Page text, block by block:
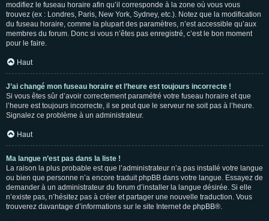
modifiez le fuseau horaire afin qu’il corresponde à la zone où vous vous
trouvez (ex : Londres, Paris, New York, Sydney, etc.). Notez que la modification
du fuseau horaire, comme la plupart des paramètres, n’est accessible qu’aux
membres du forum. Donc si vous n’êtes pas enregistré, c’est le bon moment
pour le faire.
Haut
J’ai changé mon fuseau horaire et l’heure est toujours incorrecte !
Si vous êtes sûr d’avoir correctement paramétré votre fuseau horaire et que
l’heure est toujours incorrecte, il se peut que le serveur ne soit pas à l’heure.
Signalez ce problème à un administrateur.
Haut
Ma langue n’est pas dans la liste !
La raison la plus probable est que l’administrateur n’a pas installé votre langue
ou bien que personne n’a encore traduit phpBB dans votre langue. Essayez de
demander à un administrateur du forum d’installer la langue désirée. Si elle
n’existe pas, n’hésitez pas à créer et partager une nouvelle traduction. Vous
trouverez davantage d’informations sur le site Internet de phpBB®.